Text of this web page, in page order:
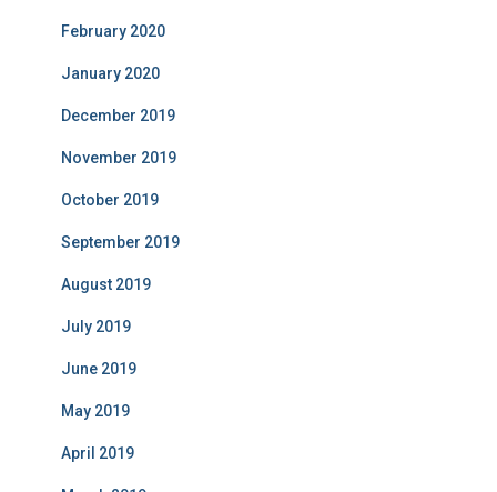
February 2020
January 2020
December 2019
November 2019
October 2019
September 2019
August 2019
July 2019
June 2019
May 2019
April 2019